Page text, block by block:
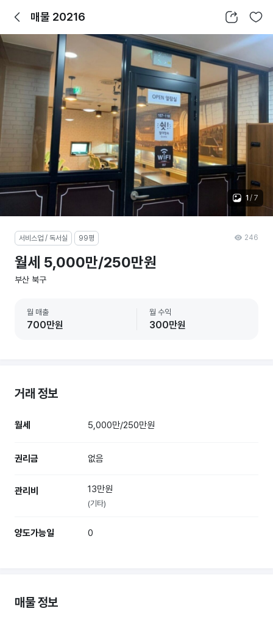
뒤로가기매물 20216 공유하기 찜하기
1 / 7
서비스업 / 독서실 99평
월세 5,000만/250만원
부산 북구
월 매출
700만원
월 수익
300만원
246
거래 정보
월세 5,000만/250만원
권리금 없음
관리비 13만원
(기타)
양도가능일 0
매물 정보